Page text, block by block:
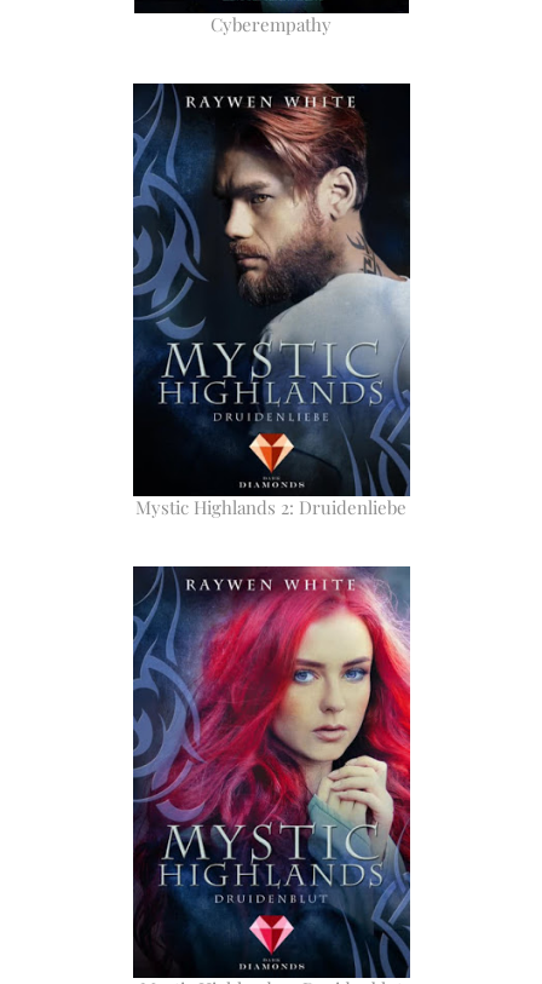
Cyberempathy
Mystic Highlands 2: Druidenliebe